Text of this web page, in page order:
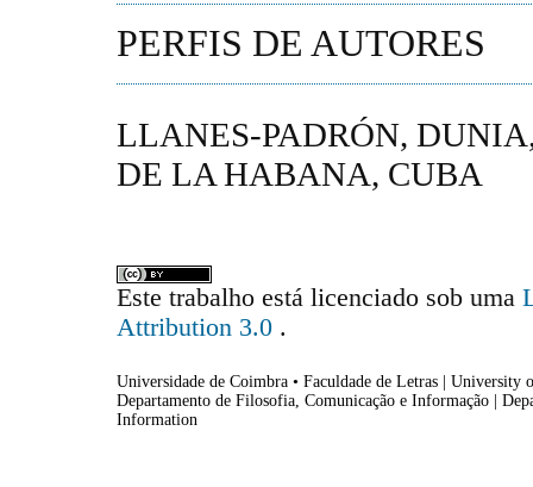
PERFIS DE AUTORES
LLANES-PADRÓN,
DE LA HABANA, CUBA
Este trabalho está licenciado sob uma
Attribution 3.0 .
Universidade de Coimbra • Faculdade de Letras |
Departamento de Filosofia, Comunicação e Informação |
Information